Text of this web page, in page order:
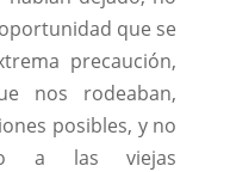
que se
precaución,
nos rodeaban,
posibles, y no
a las viejas